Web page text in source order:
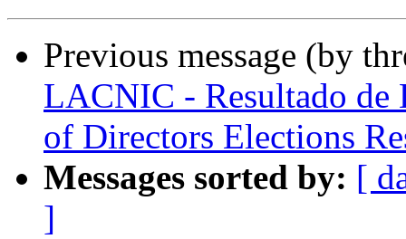
Previous message (by
LACNIC - Resultado de
of Directors Elections
Messages sorted by: [
]